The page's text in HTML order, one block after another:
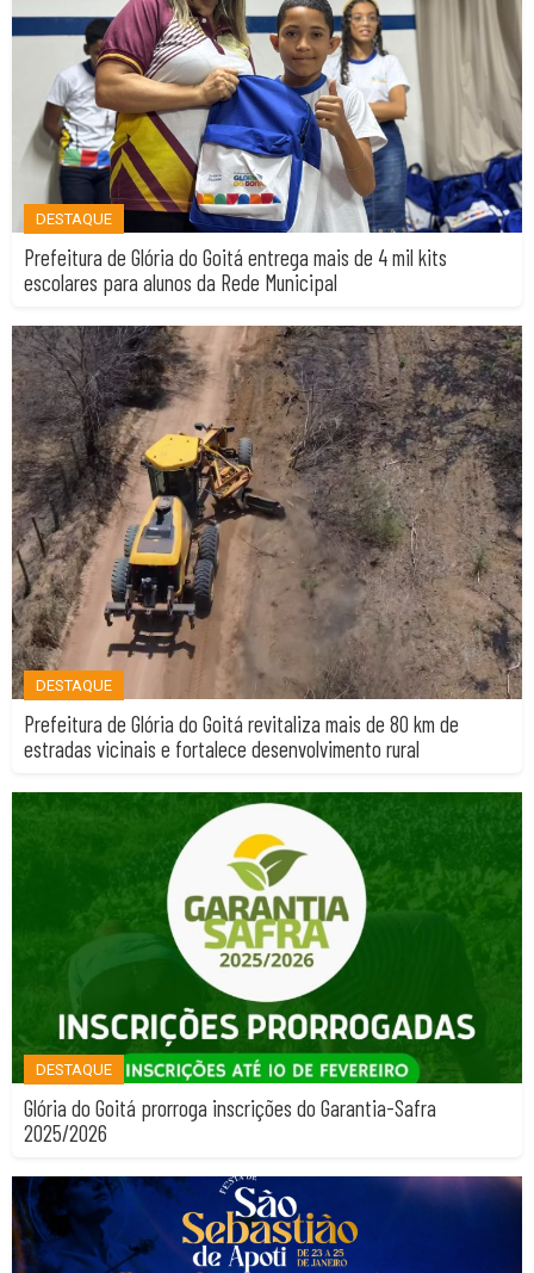
DESTAQUE
Prefeitura de Glória do Goitá entrega mais de 4 mil kits
escolares para alunos da Rede Municipal
DESTAQUE
Prefeitura de Glória do Goitá revitaliza mais de 80 km de
estradas vicinais e fortalece desenvolvimento rural
DESTAQUE
Glória do Goitá prorroga inscrições do Garantia-Safra
2025/2026